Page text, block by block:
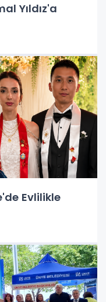
Yıldız'a
Evlilikle